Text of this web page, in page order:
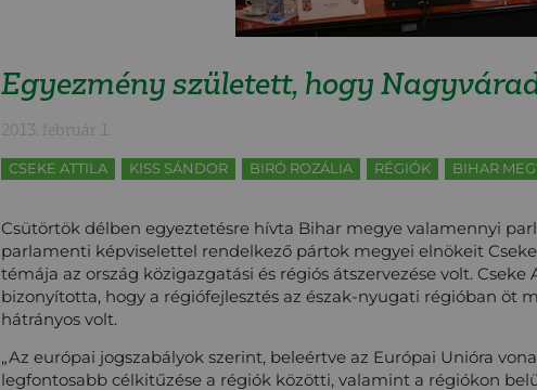
Egyezmény született, hogy
2013. február 1.
CSEKE ATTILA KISS SÁNDOR BIRÓ ROZÁLIA RÉGIÓK BIHAR
Csütörtök délben egyeztetésre hívta Bihar megye valamennyi
parlamenti képviselettel rendelkező pártok megyei elnökeit
témája az ország közigazgatási és régiós átszervezése volt.
bizonyította, hogy a régiófejlesztés az észak-nyugati régióban öt
hátrányos volt.
„Az európai jogszabályok szerint, beleértve az Európai Unióra
legfontosabb célkitűzése a régiók közötti, valamint a régiókon